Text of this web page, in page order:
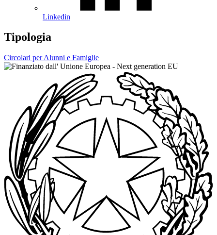
Linkedin
Tipologia
Circolari per Alunni e Famiglie